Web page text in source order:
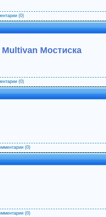
(0)
Мостиска
(0)
(0)
(0)